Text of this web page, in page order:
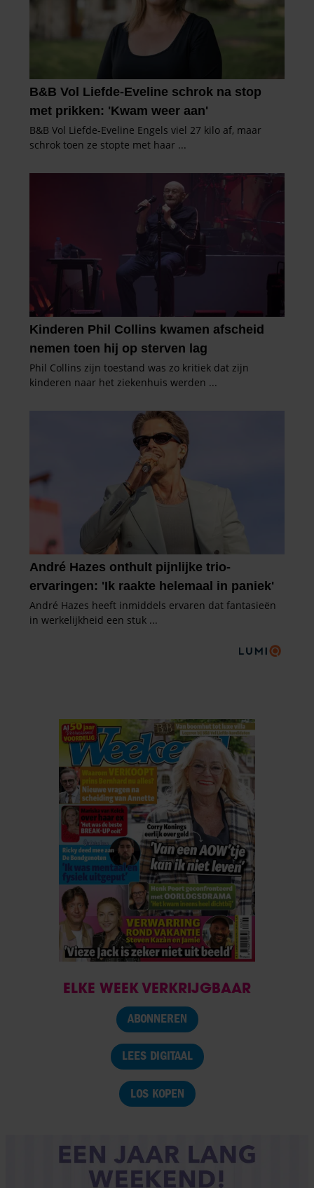
ELKE WEEK VERKRIJGBAAR
ABONNEREN
LEES DIGITAAL
LOS KOPEN